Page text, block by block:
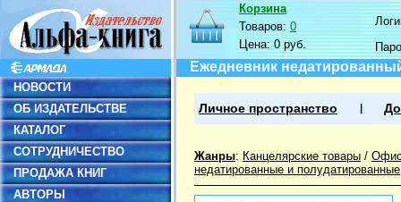
НОВОСТИ
ОБ ИЗДАТЕЛЬСТВЕ
КАТАЛОГ
СОТРУДНИЧЕСТВО
ПРОДАЖА КНИГ
АВТОРЫ
Корзина
Товаров:0
Цена:0 руб.
Ежедневник
Личное пространство
Жанры: Канцелярские товары /
недатированные и полудатированные